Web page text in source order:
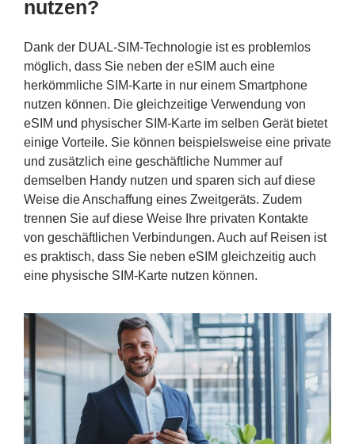
nutzen?
Dank der DUAL-SIM-Technologie ist es problemlos
möglich, dass Sie neben der eSIM auch eine
herkömmliche SIM-Karte in nur einem Smartphone
nutzen können. Die gleichzeitige Verwendung von
eSIM und physischer SIM-Karte im selben Gerät bietet
einige Vorteile. Sie können beispielsweise eine private
und zusätzlich eine geschäftliche Nummer auf
demselben Handy nutzen und sparen sich auf diese
Weise die Anschaffung eines Zweitgeräts. Zudem
trennen Sie auf diese Weise Ihre privaten Kontakte
von geschäftlichen Verbindungen. Auch auf Reisen ist
es praktisch, dass Sie neben eSIM gleichzeitig auch
eine physische SIM-Karte nutzen können.